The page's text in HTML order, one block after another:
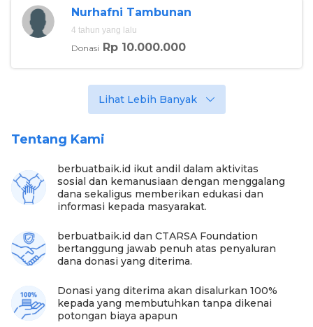
Nurhafni Tambunan
4 tahun yang lalu
Donasi Rp 10.000.000
Lihat Lebih Banyak
Tentang Kami
berbuatbaik.id ikut andil dalam aktivitas
sosial dan kemanusiaan dengan menggalang
dana sekaligus memberikan edukasi dan
informasi kepada masyarakat.
berbuatbaik.id dan CTARSA Foundation
bertanggung jawab penuh atas penyaluran
dana donasi yang diterima.
Donasi yang diterima akan disalurkan 100%
kepada yang membutuhkan tanpa dikenai
potongan biaya apapun